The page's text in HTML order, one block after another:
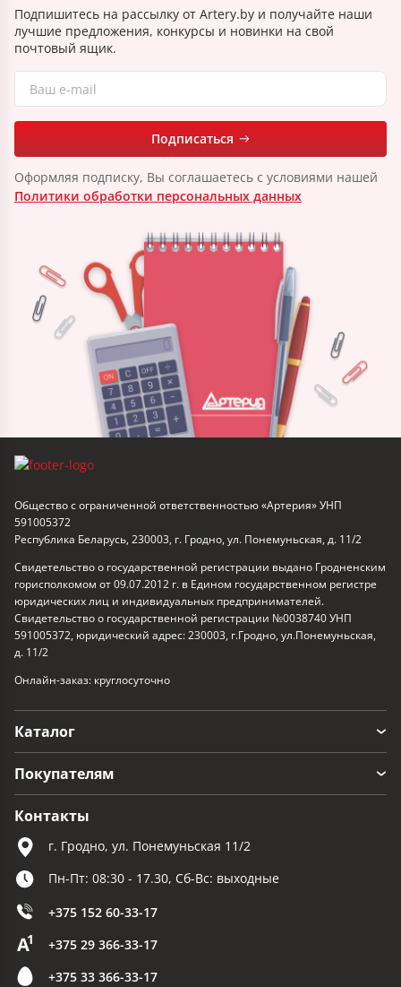
Подпишитесь на рассылку от Artery.by и получайте наши
лучшие предложения, конкурсы и новинки на свой
почтовый ящик.
Подписаться
Оформляя подписку, Вы соглашаетесь с условиями нашей
Политики обработки персональных данных
Общество с ограниченной ответственностью «Артерия» УНП
591005372
Республика Беларусь, 230003, г. Гродно, ул. Понемуньская, д. 11/2
Свидетельство о государственной регистрации выдано Гродненским
горисполкомом от 09.07.2012 г. в Едином государственном регистре
юридических лиц и индивидуальных предпринимателей.
Свидетельство о государственной регистрации №0038740 УНП
591005372, юридический адрес: 230003, г.Гродно, ул.Понемуньская,
д. 11/2
Онлайн-заказ: круглосуточно
Каталог
Покупателям
Контакты
г. Гродно, ул. Понемуньская 11/2
Пн-Пт: 08:30 - 17.30, Сб-Вс: выходные
+375 152 60-33-17
+375 29 366-33-17
+375 33 366-33-17